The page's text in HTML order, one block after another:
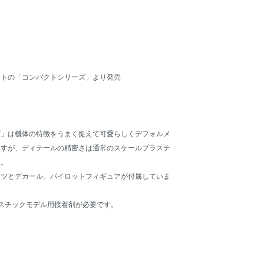
の「コンパクトシリーズ」より発売
」は機体の特徴をうまく捉えて可愛らしくデフォルメ
が、ディテールの精密さは通常のスケールプラスチ
とデカール、パイロットフィギュアが付属していま
ックモデル用接着剤が必要です。